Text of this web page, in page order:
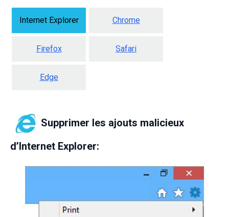
Internet Explorer Chrome
Firefox Safari
Edge
Supprimer les ajouts malicieux
d’Internet Explorer: